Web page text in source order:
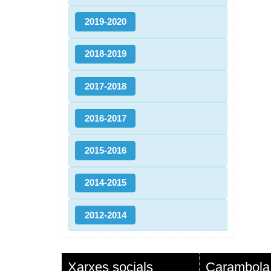
2019-2020
2018-2019
2017-2018
2016-2017
2015-2016
2014-2015
2012-2014
Xarxes socials Carambola